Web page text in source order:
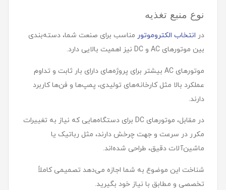
نوع منبع تغذیه
در انتخاب الکتروموتور مناسب برای صنعت شما، دسته‌بندی
بین موتورهای AC و DC نیز اهمیت بالایی دارد.
موتورهای AC بیشتر برای پروژه‌های دارای بار ثابت و تداوم
عملکرد بالا مثل کارخانه‌های تولیدی، پمپ‌ها و فن‌ها کاربرد
دارند.
در مقابل، موتورهای DC برای دستگاه‌هایی که نیاز به تغییرات
مکرر در سرعت و جهت چرخش دارند، مثل رباتیک یا
ماشین‌آلات دقیق، طراحی شده‌اند.
شناخت این موضوع به شما اجازه می‌دهد تصمیمی کاملاً
تخصصی و مطابق با نیاز خود بگیرید.